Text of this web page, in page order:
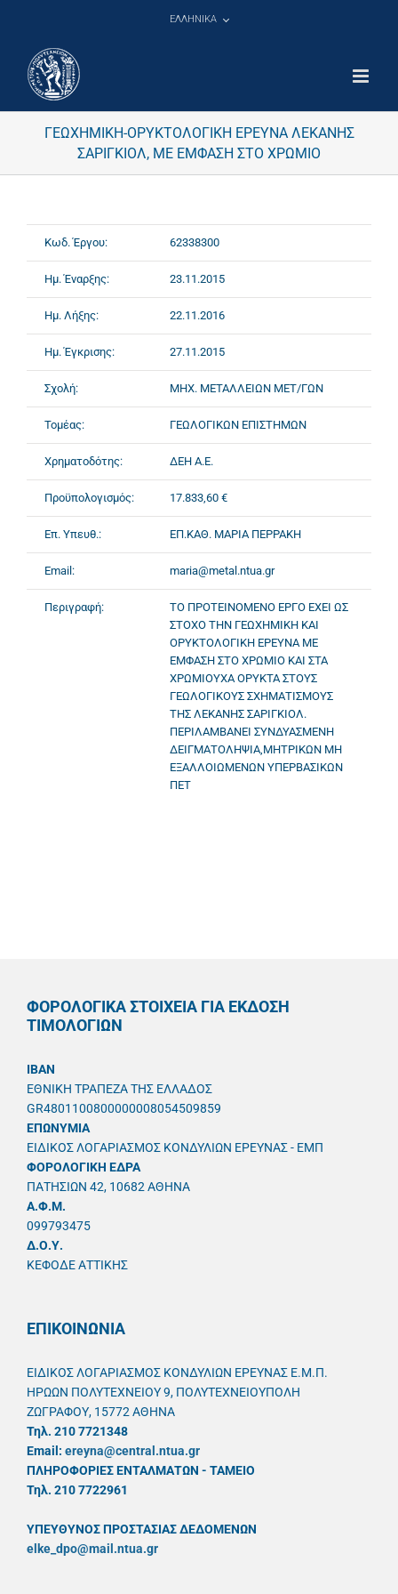
ΕΛΛΗΝΙΚΑ
ΓΕΩΧΗΜΙΚΗ-ΟΡΥΚΤΟΛΟΓΙΚΗ ΕΡΕΥΝΑ ΛΕΚΑΝΗΣ
ΣΑΡΙΓΚΙΟΛ, ΜΕ ΕΜΦΑΣΗ ΣΤΟ ΧΡΩΜΙΟ
Κωδ. Έργου: 62338300
Ημ. Έναρξης: 23.11.2015
Ημ. Λήξης: 22.11.2016
Ημ. Έγκρισης: 27.11.2015
Σχολή: ΜΗΧ. ΜΕΤΑΛΛΕΙΩΝ ΜΕΤ/ΓΩΝ
Τομέας: ΓΕΩΛΟΓΙΚΩΝ ΕΠΙΣΤΗΜΩΝ
Χρηματοδότης: ΔΕΗ Α.Ε.
Προϋπολογισμός: 17.833,60 €
Επ. Υπευθ.: ΕΠ.ΚΑΘ. ΜΑΡΙΑ ΠΕΡΡΑΚΗ
Email: maria@metal.ntua.gr
Περιγραφή:
ΤΟ ΠΡΟΤΕΙΝΟΜΕΝΟ ΕΡΓΟ ΕΧΕΙ ΩΣ
ΣΤΟΧΟ ΤΗΝ ΓΕΩΧΗΜΙΚΗ ΚΑΙ
ΟΡΥΚΤΟΛΟΓΙΚΗ ΕΡΕΥΝΑ ΜΕ
ΕΜΦΑΣΗ ΣΤΟ ΧΡΩΜΙΟ ΚΑΙ ΣΤΑ
ΧΡΩΜΙΟΥΧΑ ΟΡΥΚΤΑ ΣΤΟΥΣ
ΓΕΩΛΟΓΙΚΟΥΣ ΣΧΗΜΑΤΙΣΜΟΥΣ
ΤΗΣ ΛΕΚΑΝΗΣ ΣΑΡΙΓΚΙΟΛ.
ΠΕΡΙΛΑΜΒΑΝΕΙ ΣΥΝΔΥΑΣΜΕΝΗ
ΔΕΙΓΜΑΤΟΛΗΨΙΑ,ΜΗΤΡΙΚΩΝ ΜΗ
ΕΞΑΛΛΟΙΩΜΕΝΩΝ ΥΠΕΡΒΑΣΙΚΩΝ
ΠΕΤ
ΦΟΡΟΛΟΓΙΚΑ ΣΤΟΙΧΕΙΑ ΓΙΑ ΕΚΔΟΣΗ
ΤΙΜΟΛΟΓΙΩΝ
IBAN
ΕΘΝΙΚΗ ΤΡΑΠΕΖΑ ΤΗΣ ΕΛΛΑΔΟΣ
GR4801100800000008054509859
ΕΠΩΝΥΜΙΑ
ΕΙΔΙΚΟΣ ΛΟΓΑΡΙΑΣΜΟΣ ΚΟΝΔΥΛΙΩΝ ΕΡΕΥΝΑΣ - ΕΜΠ
ΦΟΡΟΛΟΓΙΚΗ ΕΔΡΑ
ΠΑΤΗΣΙΩΝ 42, 10682 ΑΘΗΝΑ
A.Φ.Μ.
099793475
Δ.Ο.Υ.
ΚΕΦΟΔΕ ΑΤΤΙΚΗΣ
ΕΠΙΚΟΙΝΩΝΙΑ
ΕΙΔΙΚΟΣ ΛΟΓΑΡΙΑΣΜΟΣ ΚΟΝΔΥΛΙΩΝ ΕΡΕΥΝΑΣ Ε.Μ.Π.
ΗΡΩΩΝ ΠΟΛΥΤΕΧΝΕΙΟΥ 9, ΠΟΛΥΤΕΧΝΕΙΟΥΠΟΛΗ
ΖΩΓΡΑΦΟΥ, 15772 ΑΘΗΝΑ
Τηλ. 210 7721348
Email: ereyna@central.ntua.gr
ΠΛΗΡΟΦΟΡΙΕΣ ΕΝΤΑΛΜΑΤΩΝ - ΤΑΜΕΙΟ
Τηλ. 210 7722961
ΥΠΕΥΘYΝΟΣ ΠΡΟΣΤΑΣΙΑΣ ΔΕΔΟΜΕΝΩΝ
elke_dpo@mail.ntua.gr